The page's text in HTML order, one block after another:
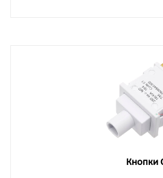
Кнопки